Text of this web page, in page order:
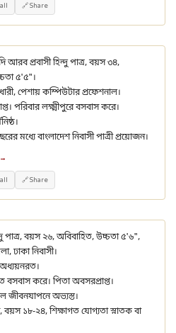
🔗 Share
আরব প্রবাসী হিন্দু পাত্র, বয়স ৩৪,
৫'৫"।
পেশায় কম্পিউটার প্রফেশনাল।
পরিবার লক্ষ্মীপুরে বসবাস করে।
মধ্যে বাংলাদেশ নিবাসী পাত্রী প্রয়োজন।
→
🔗 Share
পাত্র, বয়স ২৬, অবিবাহিত, উচ্চতা ৫'৬",
ঢাকা নিবাসী।
অধ্যয়নরত।
বসবাস করে। পিতা অবসরপ্রাপ্ত।
জীবনযাপনে অভ্যস্ত।
বয়স ১৮-২৪, শিক্ষাগত যোগ্যতা স্নাতক বা